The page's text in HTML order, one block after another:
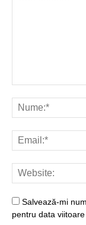
Salvează-mi
pentru data